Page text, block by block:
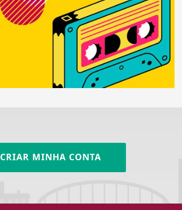
CRIAR MINHA CONTA